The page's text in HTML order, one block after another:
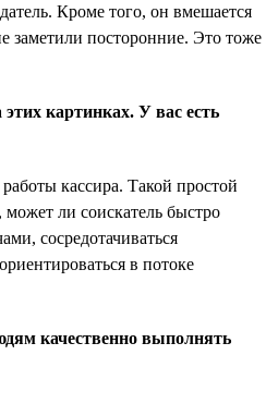
Кроме того, он вмешается
заметили посторонние. Это тоже
картинках. У вас есть
кассира. Такой простой
может ли соискатель быстро
сосредотачиваться
в потоке
качественно выполнять